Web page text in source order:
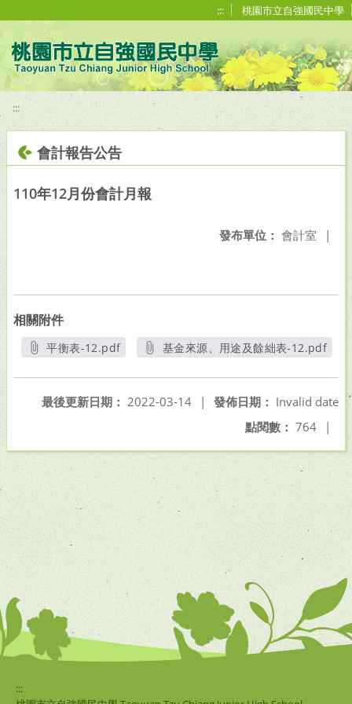
::: 桃園市立自強國民中學
:::
會計報告公告
110年12月份會計月報
發布單位： 會計室 |
相關附件
平衡表-12.pdf
基金來源、用途及餘絀表-12.pdf
發佈日期： Invalid date
最後更新日期： 2022-03-14
|
點閱數： 764 |
:::